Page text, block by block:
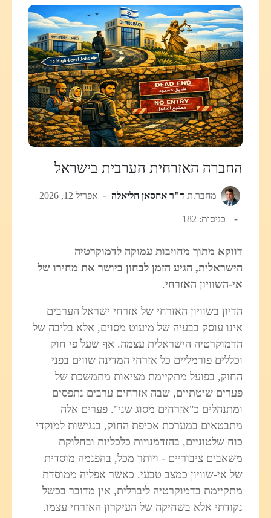
החברה האזרחית הערבית בישראל
מחבר.ת ד"ר אחסאן חליאלה אפריל 12, 2026
כניסות: 182
דווקא מתוך מחויבות עמוקה לדמוקרטיה
הישראלית, הגיע הזמן לבחון ביושר את מחירו של
אי-השוויון האזרחי.
הדיון בשוויון האזרחי של אזרחי ישראל הערבים
אינו עוסק בבעיה של מיעוט מסוים, אלא בליבה של
הדמוקרטיה הישראלית עצמה. אף שעל פי חוק
וכללים פורמליים כל אזרחי המדינה שווים בפני
החוק, בפועל מתקיימת מציאות מתמשכת של
פערים שיטתיים, שבה אזרחים ערבים נתפסים
ומתנהלים כ"אזרחים מסוג שני". פערים אלה
מתבטאים במערכת אכיפת החוק, בנגישות למוקדי
כוח שלטוניים, בהזדמנויות כלכליות ובחלוקת
משאבים ציבוריים - ויותר מכל, בהפנמה מוסדית
של אי‑שוויון כמצב טבעי. כאשר אפליה ממוסדת
מתקיימת בדמוקרטיה ליברלית, אין מדובר בכשל
נקודתי אלא בשחיקה של העיקרון האזרחי עצמו.